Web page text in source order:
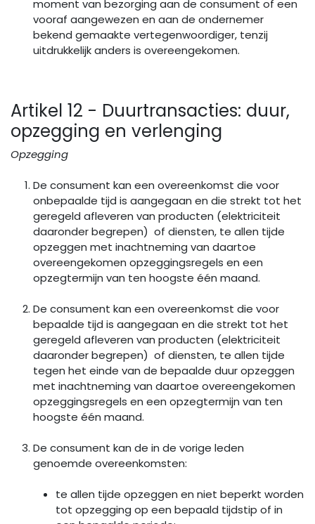
moment van bezorging aan de consument of een
vooraf aangewezen en aan de ondernemer
bekend gemaakte vertegenwoordiger, tenzij
uitdrukkelijk anders is overeengekomen.
Artikel 12 - Duurtransacties: duur,
opzegging en verlenging
Opzegging
De consument kan een overeenkomst die voor
onbepaalde tijd is aangegaan en die strekt tot het
geregeld afleveren van producten (elektriciteit
daaronder begrepen) of diensten, te allen tijde
opzeggen met inachtneming van daartoe
overeengekomen opzeggingsregels en een
opzegtermijn van ten hoogste één maand.
De consument kan een overeenkomst die voor
bepaalde tijd is aangegaan en die strekt tot het
geregeld afleveren van producten (elektriciteit
daaronder begrepen) of diensten, te allen tijde
tegen het einde van de bepaalde duur opzeggen
met inachtneming van daartoe overeengekomen
opzeggingsregels en een opzegtermijn van ten
hoogste één maand.
De consument kan de in de vorige leden
genoemde overeenkomsten:
te allen tijde opzeggen en niet beperkt worden
tot opzegging op een bepaald tijdstip of in